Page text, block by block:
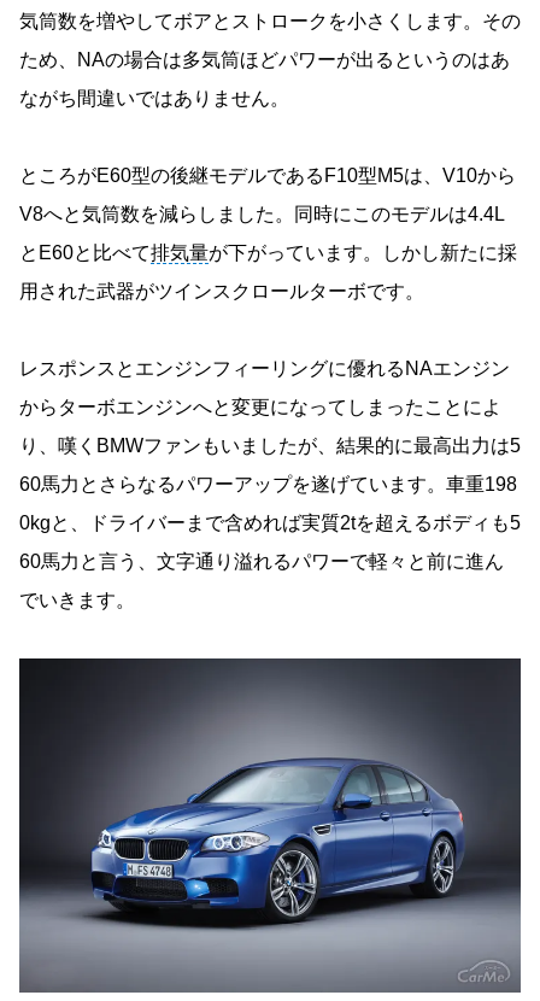
気筒数を増やしてボアとストロークを小さくします。その
ため、NAの場合は多気筒ほどパワーが出るというのはあ
ながち間違いではありません。
ところがE60型の後継モデルであるF10型M5は、V10から
V8へと気筒数を減らしました。同時にこのモデルは4.4L
とE60と比べて排気量が下がっています。しかし新たに採
用された武器がツインスクロールターボです。
レスポンスとエンジンフィーリングに優れるNAエンジン
からターボエンジンへと変更になってしまったことによ
り、嘆くBMWファンもいましたが、結果的に最高出力は5
60馬力とさらなるパワーアップを遂げています。車重198
0kgと、ドライバーまで含めれば実質2tを超えるボディも5
60馬力と言う、文字通り溢れるパワーで軽々と前に進ん
でいきます。